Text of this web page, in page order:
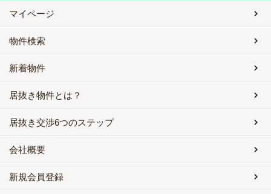
マイページ
物件検索
新着物件
居抜き物件とは？
居抜き交渉6つのステップ
会社概要
新規会員登録